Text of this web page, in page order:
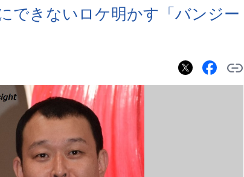
できないロケ明かす「バンジー